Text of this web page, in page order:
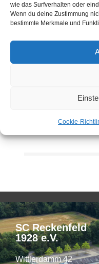
wie das Surfverhalten oder
Wenn du deine Zustimmung
bestimmte Merkmale und
Cookie-
SC Reckenfeld
1928 e.V.
Wittlerdamm 42